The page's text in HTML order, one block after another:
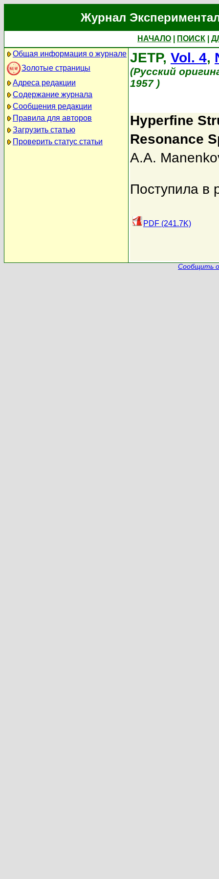
Журнал
НАЧАЛО ПОИСК
Общая информация о журнале
Золотые страницы
Адреса редакции
Содержание журнала
Сообщения редакции
Правила для авторов
Загрузить статью
Проверить статус статьи
JETP, Vol. 4,
(Русский
1957 )
Hyperfine
Resonance
A.A.
Поступила в
PDF (241.7K)
Сообщить о